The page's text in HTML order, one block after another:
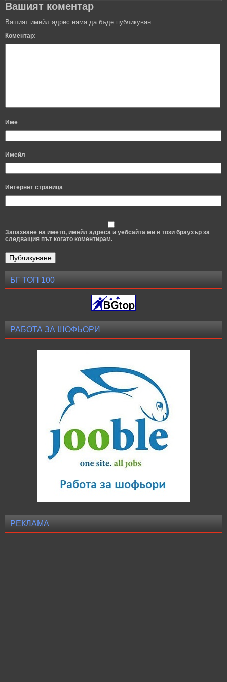
Вашият коментар
Вашият имейл адрес няма да бъде публикуван.
Коментар:
Име
Имейл
Интернет страница
Запазване на името, имейл адреса и уебсайта ми в този браузър за
следващия път когато коментирам.
БГ ТОП 100
РАБОТА ЗА ШОФЬОРИ
РЕКЛАМА